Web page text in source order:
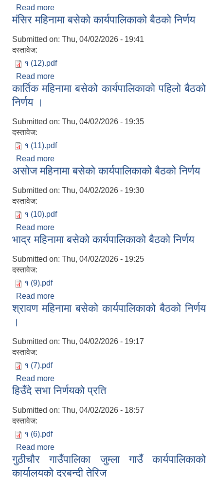
Read more
मंसिर महिनामा बसेको कार्यपालिकाको बैठको निर्णय
Submitted on: Thu, 04/02/2026 - 19:41
दस्तावेज:
१ (12).pdf
Read more
कार्तिक महिनामा बसेको कार्यपालिकाको पहिलो बैठको
निर्णय ।
Submitted on: Thu, 04/02/2026 - 19:35
दस्तावेज:
१ (11).pdf
Read more
बैठको निर्णय ।
असोज महिनामा बसेको कार्यपालिकाको बैठको निर्णय
Submitted on: Thu, 04/02/2026 - 19:30
दस्तावेज:
१ (10).pdf
Read more
भाद्र महिनामा बसेको कार्यपालिकाको बैठको निर्णय
Submitted on: Thu, 04/02/2026 - 19:25
दस्तावेज:
१ (9).pdf
Read more
श्रावण महिनामा बसेको कार्यपालिकाको बैठको निर्णय
।
Submitted on: Thu, 04/02/2026 - 19:17
दस्तावेज:
१ (7).pdf
Read more
।
हिउँदे सभा निर्णयको प्रति
Submitted on: Thu, 04/02/2026 - 18:57
दस्तावेज:
१ (6).pdf
Read more
गुठीचौर गाउँपालिका जुम्ला गाउँ कार्यपालिकाको
कार्यालयको दरबन्दी तेरिज